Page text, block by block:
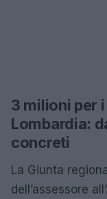
3 milioni per
Lombardia:
concreti
La Giunta
dell’assessore